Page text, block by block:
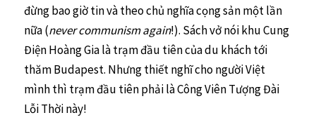
đừng bao giờ tin và theo chủ nghĩa cọng sản một lần
nữa (never communism again!). Sách vở nói khu Cung
Điện Hoàng Gia là trạm đầu tiên của du khách tới
thăm Budapest. Nhưng thiết nghĩ cho người Việt
mình thì trạm đầu tiên phải là Công Viên Tượng Đài
Lỗi Thời này!